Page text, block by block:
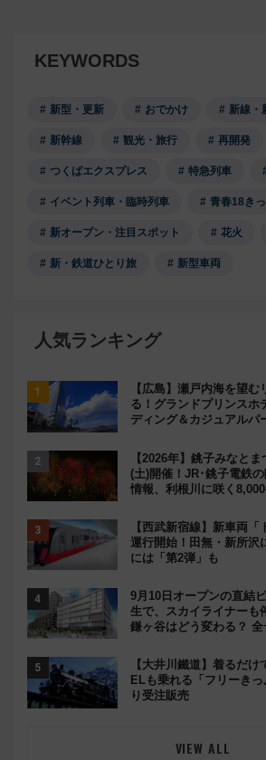
KEYWORDS
新型・更新 おでかけ 新線・
新幹線 観光・旅行 再開発
つくばエクスプレス 特急列車
イベント列車・臨時列車 青春18き
新オープン・注目スポット 花火
新・鉄道ひとり旅 新型車両
人気ランキング
【広島】瀬戸内海を望む
る！グランドプリンスホ
ディング＆カジュアルパ
【2026年】銚子みなと
(土)開催！JR･銚子電鉄
情報、利根川に咲く
【西武新宿線】新車両
運行開始！田無・新所
には「第2弾」も
9月10日オープンの直結
生で、スカイライナーも
鎌ヶ谷はどう変わる？
【大井川鐵道】着るだけ
ELも乗れる「フリーき
り受注販売
VIEW ALL